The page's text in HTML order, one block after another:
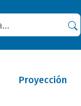
Proyección